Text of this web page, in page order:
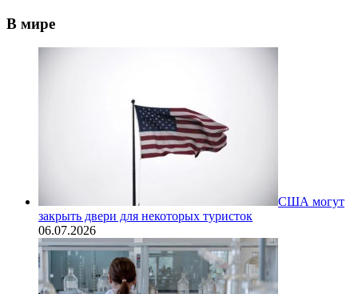
В мире
США могут
закрыть двери для некоторых туристок
06.07.2026